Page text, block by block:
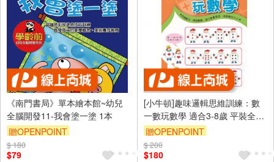
《南門書局》單本繪本館~幼兒
全腦開發11-我會塗一塗 1本
贈OPENPOINT
$ 180
$79
[小牛頓]趣味邏輯思維訓練：數
一數玩數學 適合3-8歲 平裝全彩
初階遊戲本
贈OPENPOINT
$ 200
$180